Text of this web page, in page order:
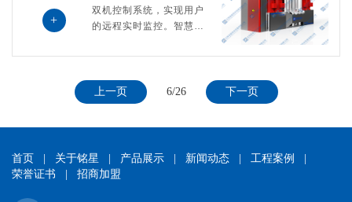
+
双机控制系统，实现用户
的远程实时监控。智慧消
端或显示器、监视器，保
系统根据设备运行参数，
对机组进行评估，向用户
上一页 6/26 下一页
首页 关于铭星 产品展示 新闻动态 工程案例
荣誉证书
招商加盟